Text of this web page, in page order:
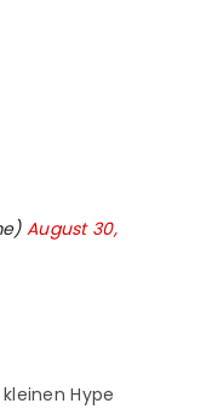
August 30,
Hype